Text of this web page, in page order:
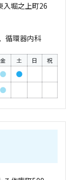
入堀之上町26
循環器内科
金 土 日 祝
●
●
●